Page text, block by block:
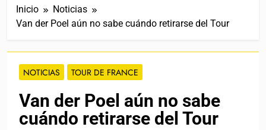
Inicio
Noticias
Van der Poel aún no sabe cuándo retirarse del Tour
NOTICIAS TOUR DE FRANCE
Van der Poel aún no sabe
cuándo retirarse del Tour